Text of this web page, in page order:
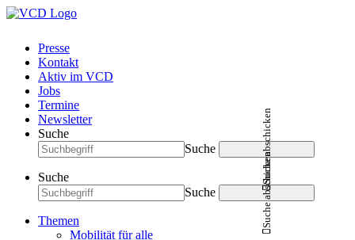
Presse
Kontakt
Aktiv im VCD
Jobs
Termine
Newsletter
Suche
Suche
Suche abschicken
Suche
Suche
Suche abschicken
Themen
Mobilität für alle